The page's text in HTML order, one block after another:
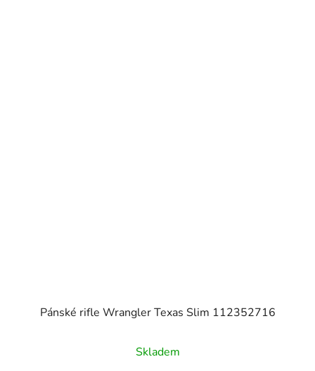
Pánské rifle Wrangler Texas Slim 112352716
Skladem